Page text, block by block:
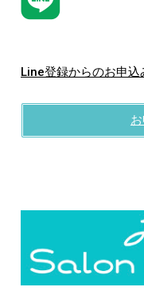
Line登録からのお申込